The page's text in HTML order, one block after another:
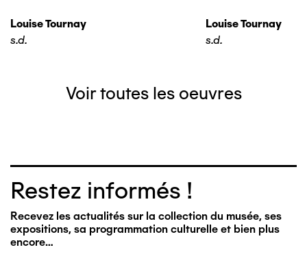
Louise Tournay
s.d.
Louise Tournay
s.d.
Voir toutes les oeuvres
Restez informés !
Recevez les actualités sur la collection du musée, ses
expositions, sa programmation culturelle et bien plus
encore…